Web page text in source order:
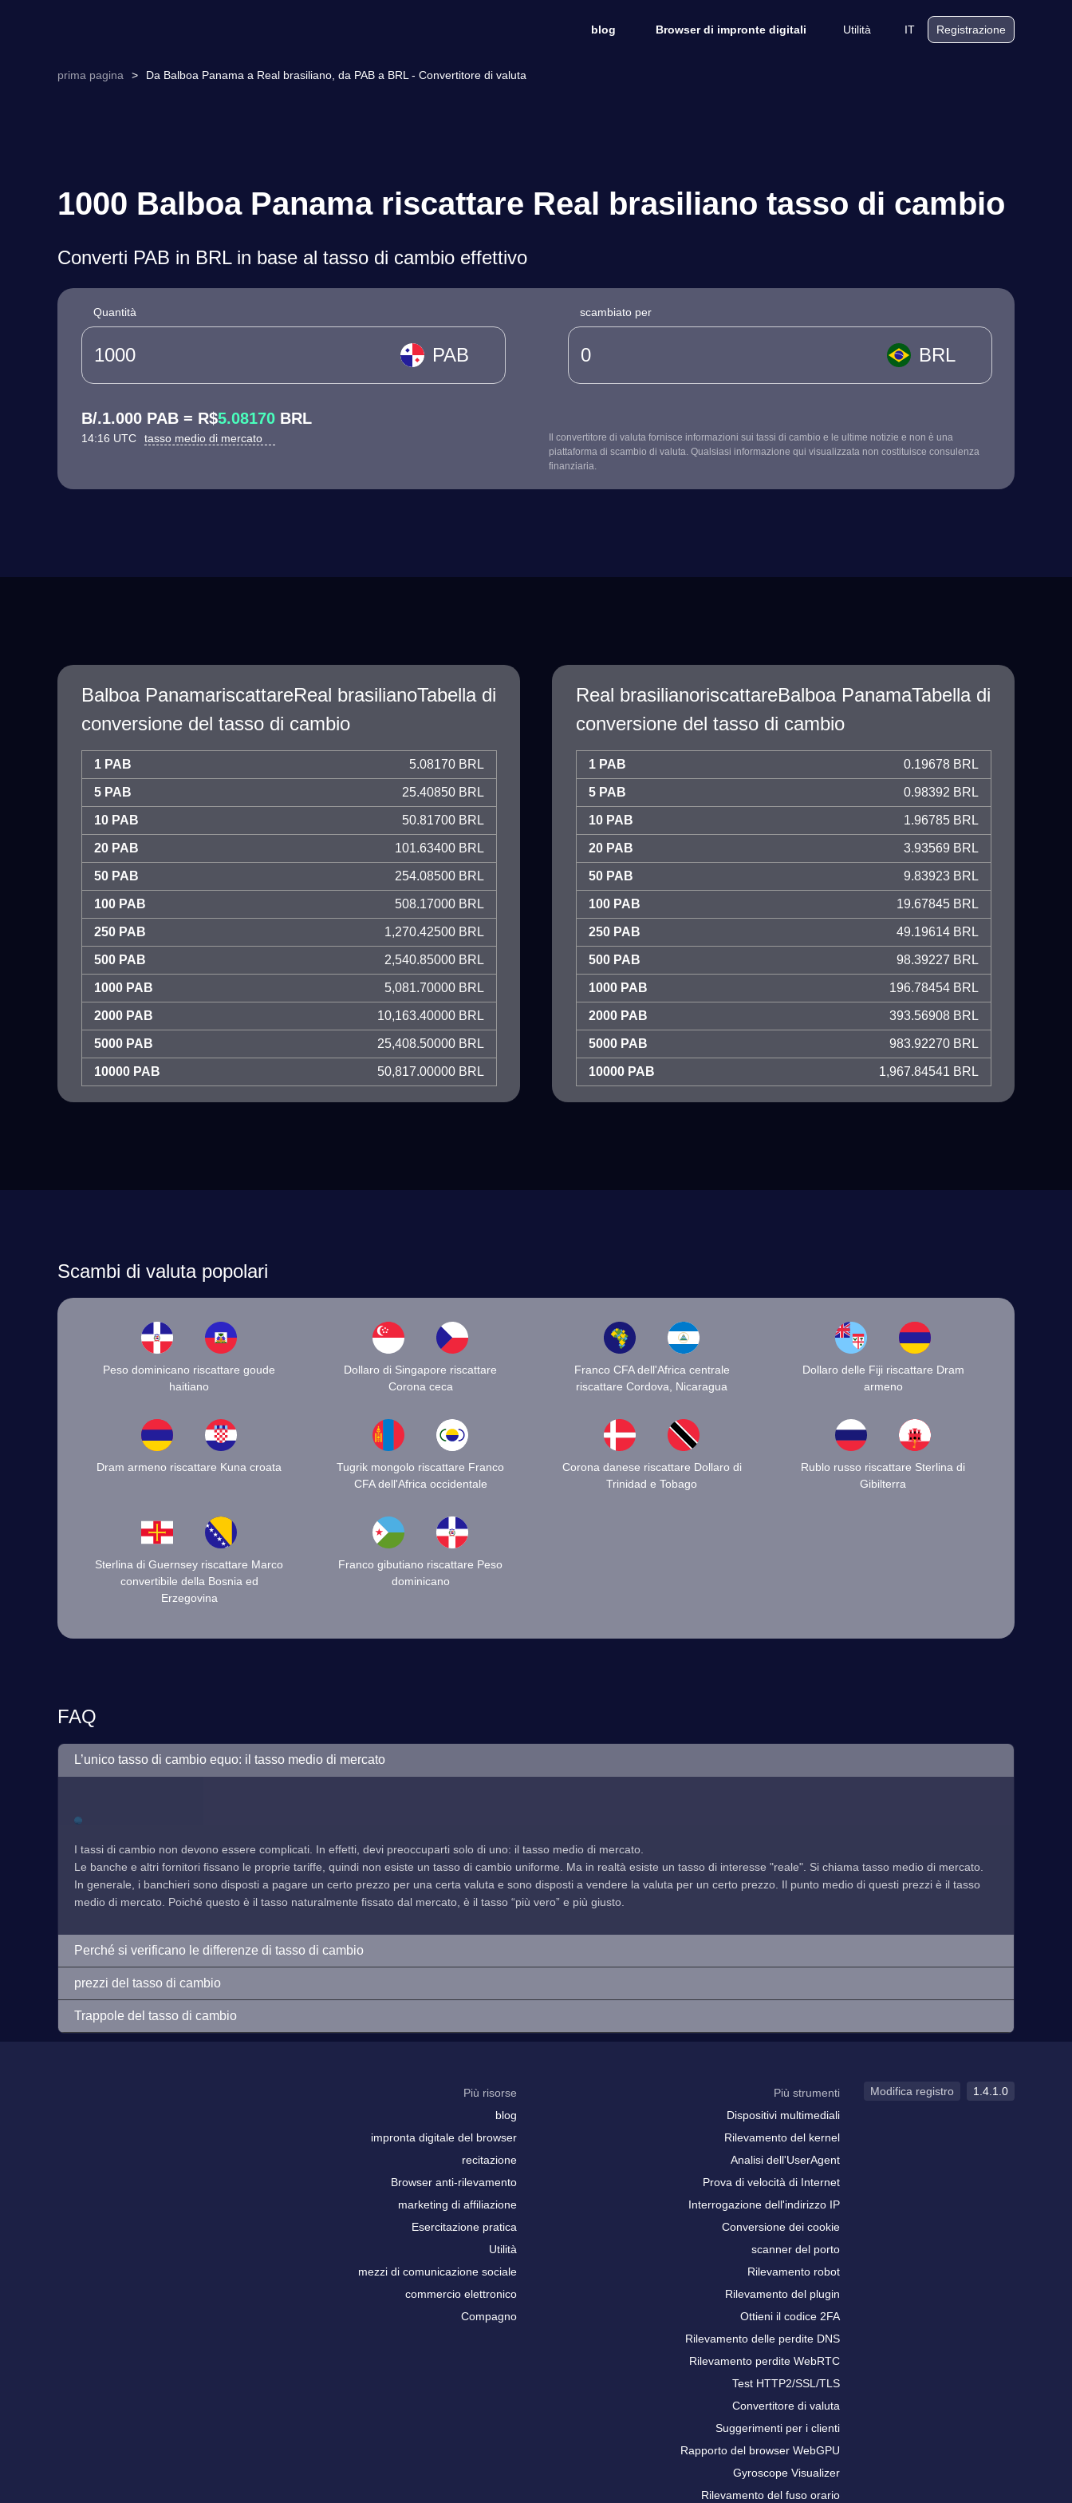
blog Browser di impronte digitali Utilità IT Registrazione
prima pagina > Da Balboa Panama a Real brasiliano, da PAB a BRL - Convertitore di valuta
1000 Balboa Panama riscattare Real brasiliano tasso di cambio
Converti PAB in BRL in base al tasso di cambio effettivo
Quantità
PAB
scambiato per
BRL
B/.1.000 PAB = R$5.08170 BRL
14:16 UTC tasso medio di mercato
Il convertitore di valuta fornisce informazioni sui tassi di cambio e le ultime notizie e non è una
piattaforma di scambio di valuta. Qualsiasi informazione qui visualizzata non costituisce consulenza
finanziaria.
Balboa PanamariscattareReal brasilianoTabella di
conversione del tasso di cambio
1 PAB 5.08170 BRL
5 PAB 25.40850 BRL
10 PAB 50.81700 BRL
20 PAB 101.63400 BRL
50 PAB 254.08500 BRL
100 PAB 508.17000 BRL
250 PAB 1,270.42500 BRL
500 PAB 2,540.85000 BRL
1000 PAB 5,081.70000 BRL
2000 PAB 10,163.40000 BRL
5000 PAB 25,408.50000 BRL
10000 PAB 50,817.00000 BRL
Real brasilianoriscattareBalboa PanamaTabella di
conversione del tasso di cambio
1 PAB 0.19678 BRL
5 PAB 0.98392 BRL
10 PAB 1.96785 BRL
20 PAB 3.93569 BRL
50 PAB 9.83923 BRL
100 PAB 19.67845 BRL
250 PAB 49.19614 BRL
500 PAB 98.39227 BRL
1000 PAB 196.78454 BRL
2000 PAB 393.56908 BRL
5000 PAB 983.92270 BRL
10000 PAB 1,967.84541 BRL
Scambi di valuta popolari
Peso dominicano riscattare goude
haitiano
Dollaro di Singapore riscattare
Corona ceca
Franco CFA dell'Africa centrale
riscattare Cordova, Nicaragua
Dollaro delle Fiji riscattare Dram
armeno
Dram armeno riscattare Kuna croata
Tugrik mongolo riscattare Franco
CFA dell'Africa occidentale
Corona danese riscattare Dollaro di
Trinidad e Tobago
Rublo russo riscattare Sterlina di
Gibilterra
Sterlina di Guernsey riscattare Marco
convertibile della Bosnia ed
Erzegovina
Franco gibutiano riscattare Peso
dominicano
FAQ
L’unico tasso di cambio equo: il tasso medio di mercato
I tassi di cambio non devono essere complicati. In effetti, devi preoccuparti solo di uno: il tasso medio di mercato.
Le banche e altri fornitori fissano le proprie tariffe, quindi non esiste un tasso di cambio uniforme. Ma in realtà esiste un tasso di interesse "reale". Si chiama tasso medio di mercato.
In generale, i banchieri sono disposti a pagare un certo prezzo per una certa valuta e sono disposti a vendere la valuta per un certo prezzo. Il punto medio di questi prezzi è il tasso
medio di mercato. Poiché questo è il tasso naturalmente fissato dal mercato, è il tasso “più vero” e più giusto.
Perché si verificano le differenze di tasso di cambio
prezzi del tasso di cambio
Trappole del tasso di cambio
Più risorse
blog
impronta digitale del browser
recitazione
Browser anti-rilevamento
marketing di affiliazione
Esercitazione pratica
Utilità
mezzi di comunicazione sociale
commercio elettronico
Compagno
Più strumenti
Dispositivi multimediali
Rilevamento del kernel
Analisi dell'UserAgent
Prova di velocità di Internet
Interrogazione dell'indirizzo IP
Conversione dei cookie
scanner del porto
Rilevamento robot
Rilevamento del plugin
Ottieni il codice 2FA
Rilevamento delle perdite DNS
Rilevamento perdite WebRTC
Test HTTP2/SSL/TLS
Convertitore di valuta
Suggerimenti per i clienti
Rapporto del browser WebGPU
Gyroscope Visualizer
Rilevamento del fuso orario
Modifica registro 1.4.1.0